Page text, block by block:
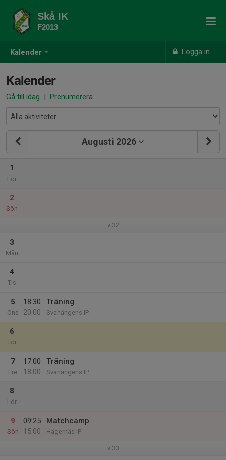
Kalender Logga in
Skå IK
F2013
Kalender
Gå till idag | Prenumerera
Augusti 2026
1
Lör
2
Sön
v.32
3
Mån
4
Tis
5
Ons
18:30
20:00
Träning
Svanängens IP
6
Tor
7
Fre
17:00
18:00
Träning
Svanängens IP
8
Lör
9
Sön
09:25
15:00
Matchcamp
Hägernäs IP
v.33